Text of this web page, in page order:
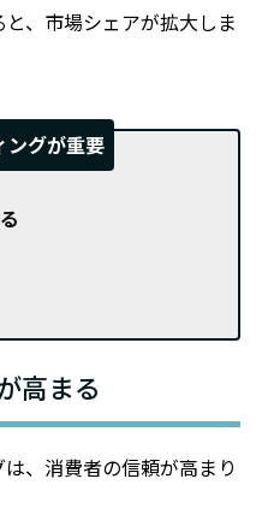
、市場シェアが拡大しま
ングが重要
高まる
、消費者の信頼が高まり